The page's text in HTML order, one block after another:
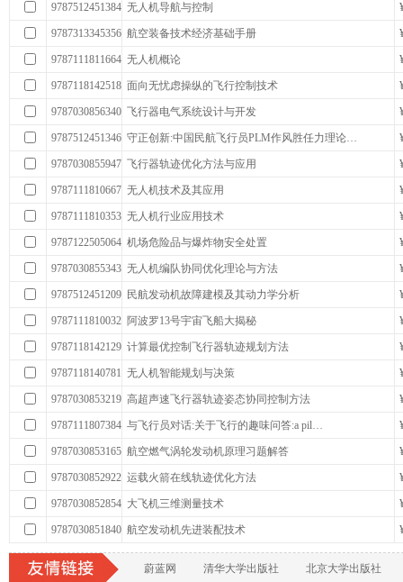
9787512451384 无人机导航与控制
9787313345356 航空装备技术经济基础手册
9787111811664 无人机概论
9787118142518 面向无忧虑操纵的飞行控制技术
9787030856340 飞行器电气系统设计与开发
9787512451346 守正创新:中国民航飞行员PLM作风胜任力理论…
9787030855947 飞行器轨迹优化方法与应用
9787111810667 无人机技术及其应用
9787111810353 无人机行业应用技术
9787122505064 机场危险品与爆炸物安全处置
9787030855343 无人机编队协同优化理论与方法
9787512451209 民航发动机故障建模及其动力学分析
9787111810032 阿波罗13号宇宙飞船大揭秘
9787118142129 计算最优控制飞行器轨迹规划方法
9787118140781 无人机智能规划与决策
9787030853219 高超声速飞行器轨迹姿态协同控制方法
9787111807384 与飞行员对话:关于飞行的趣味问答:a pil…
9787030853165 航空燃气涡轮发动机原理习题解答
9787030852922 运载火箭在线轨迹优化方法
9787030852854 大飞机三维测量技术
9787030851840 航空发动机先进装配技术
蔚蓝网 清华大学出版社 北京大学出版社